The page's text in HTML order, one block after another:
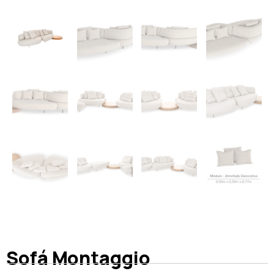
Sofá Montaggio